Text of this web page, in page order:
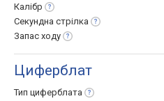
Калібр
Секундна стрілка
Запас ходу
Циферблат
Тип циферблата